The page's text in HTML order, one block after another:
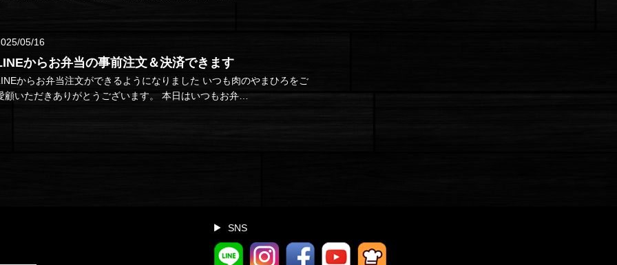
05/16
からお弁当の事前注文＆決済できます
からお弁当注文ができるようになりました いつも肉のやまひろをご
愛顧いただきありがとうございます。 本日はいつもお弁…
SNS